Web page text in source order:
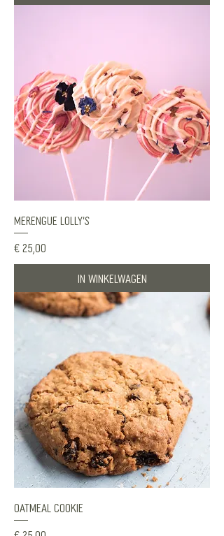
Merengue lolly's
Prijs
€ 25,00
In winkelwagen
Oatmeal Cookie